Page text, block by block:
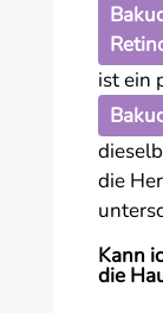
ist ein
die
Kann
die